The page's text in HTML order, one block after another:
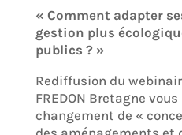
« Comment adapter
gestion plus
publics ? »
Rediffusion du
FREDON Bretagne
changement de «